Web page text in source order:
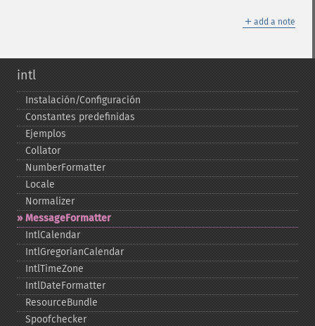
＋ add a note
intl
Instalación/Configuración
Constantes predefinidas
Ejemplos
Collator
NumberFormatter
Locale
Normalizer
MessageFormatter
IntlCalendar
IntlGregorianCalendar
IntlTimeZone
IntlDateFormatter
ResourceBundle
Spoofchecker